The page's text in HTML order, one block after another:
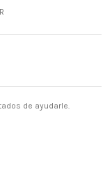
de ayudarle.